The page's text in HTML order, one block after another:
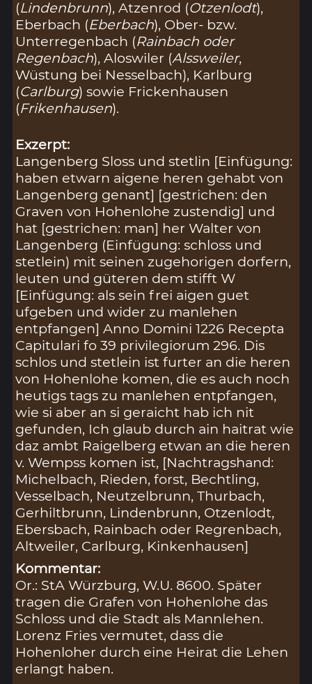
(Lindenbrunn), Atzenrod (Otzenlodt),
Eberbach (Eberbach), Ober- bzw.
Unterregenbach (Rainbach oder
Regenbach), Aloswiler (Alssweiler,
Wüstung bei Nesselbach), Karlburg
(Carlburg) sowie Frickenhausen
(Frikenhausen).
Exzerpt:
Langenberg Sloss und stetlin [Einfügung:
haben etwarn aigene heren gehabt von
Langenberg genant] [gestrichen: den
Graven von Hohenlohe zustendig] und
hat [gestrichen: man] her Walter von
Langenberg (Einfügung: schloss und
stetlein) mit seinen zugehorigen dorfern,
leuten und güteren dem stifft W
[Einfügung: als sein frei aigen guet
ufgeben und wider zu manlehen
entpfangen] Anno Domini 1226 Recepta
Capitulari fo 39 privilegiorum 296. Dis
schlos und stetlein ist furter an die heren
von Hohenlohe komen, die es auch noch
heutigs tags zu manlehen entpfangen,
wie si aber an si geraicht hab ich nit
gefunden, Ich glaub durch ain haitrat wie
daz ambt Raigelberg etwan an die heren
v. Wempss komen ist, [Nachtragshand:
Michelbach, Rieden, forst, Bechtling,
Vesselbach, Neutzelbrunn, Thurbach,
Gerhiltbrunn, Lindenbrunn, Otzenlodt,
Ebersbach, Rainbach oder Regrenbach,
Altweiler, Carlburg, Kinkenhausen]
Kommentar:
Or.: StA Würzburg, W.U. 8600. Später
tragen die Grafen von Hohenlohe das
Schloss und die Stadt als Mannlehen.
Lorenz Fries vermutet, dass die
Hohenloher durch eine Heirat die Lehen
erlangt haben.